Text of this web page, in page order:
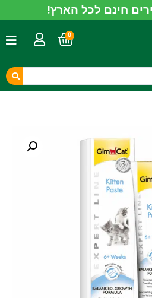
חינם לכל הארץ!
0